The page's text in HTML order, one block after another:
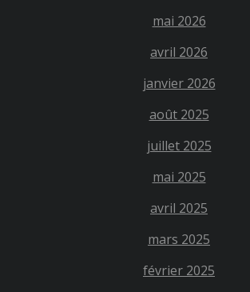
mai 2026
avril 2026
janvier 2026
août 2025
juillet 2025
mai 2025
avril 2025
mars 2025
février 2025